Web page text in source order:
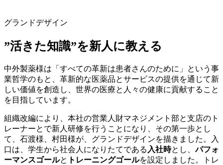
グランドデザイン
”活きた知識”を新人に教える
中外製薬様は「すべての革新は患者さんのために」という事
業哲学のもと、革新的な医薬品とサービスの提供を通じて新
しい価値を創造し、世界の医療と人々の健康に貢献すること
を目指しています。
組織改編により、本社の営業人財マネジメント部と支店のト
レーナーとで新人研修を行うことになり、その第一歩とし
て、石渡様、村田様が、グランドデザインを描きました。入
口は、学生から社会人になりたてである 入社時とし、パフォ
ーマンスゴールと トレーニングゴールを設定しました。トレ